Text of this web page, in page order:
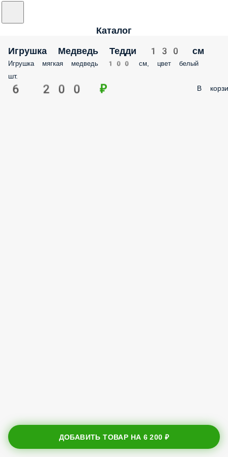
Каталог
Игрушка Медведь Тедди 130 см
Игрушка мягкая медведь 100 см, цвет белый
шт.
6 200 ₽ В
ДОБАВИТЬ ТОВАР НА 6 200 ₽